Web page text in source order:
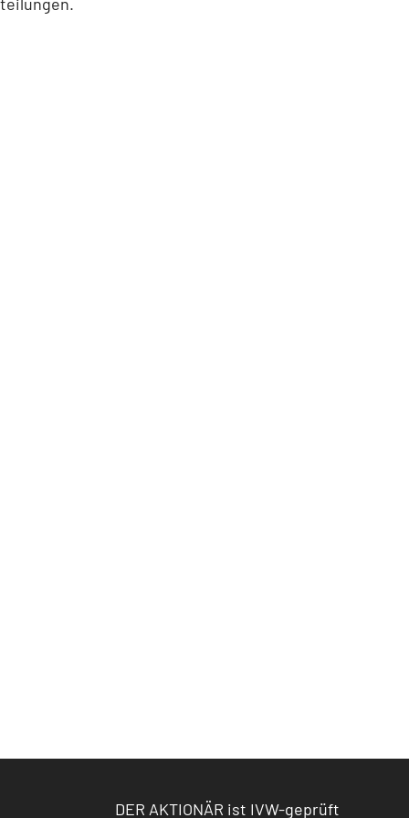
DER AKTIONÄR ist IVW-geprüft